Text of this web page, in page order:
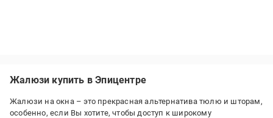
Жалюзи купить в Эпицентре
Жалюзи на окна – это прекрасная альтернатива тюлю и шторам,
особенно, если Вы хотите, чтобы доступ к широкому